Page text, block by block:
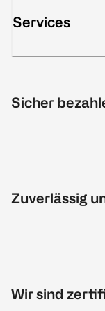
Services
Sicher
Zuverlässig
Wir sind